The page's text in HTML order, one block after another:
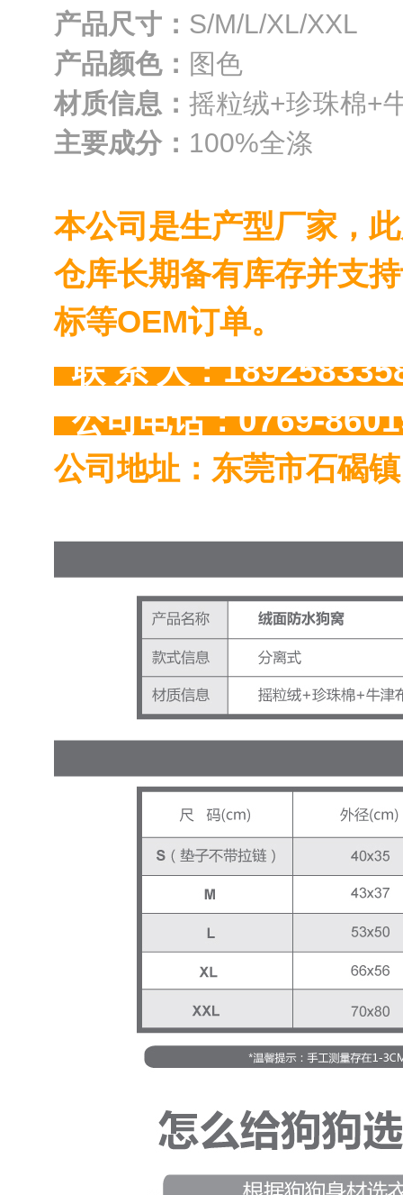
产品尺寸： S/M/L/XL/XXL
产品颜色： 图色
材质信息： 摇粒绒+珍珠棉+
主要成分： 100%全涤
本公司是生产型厂家，
仓库长期备有库存并支
标等OEM订单。
联 系 人：
公司电话：0769-
公司地址：东莞市石碣